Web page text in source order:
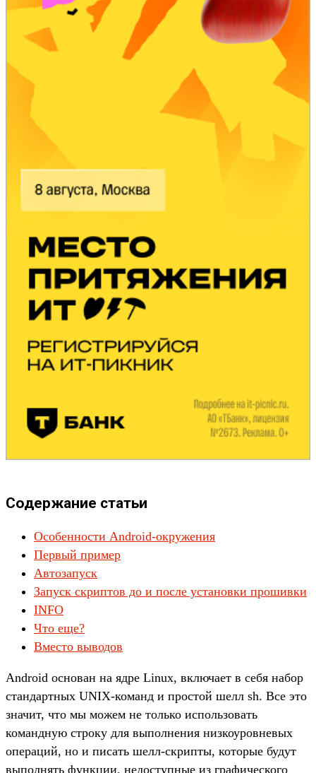
Содержание статьи
Особенности Android-окружения
Первый пример
Автозапуск
Запуск скриптов до и после установки прошивки
INFO
Что еще?
Вместо выводов
Android основан на ядре Linux, включает в себя набор
стандартных UNIX-команд и простой шелл sh. Все это
значит, что мы можем не только использовать
командную строку для выполнения низкоуровневых
операций, но и писать шелл-скрипты, которые будут
выполнять функции, недоступные из графического